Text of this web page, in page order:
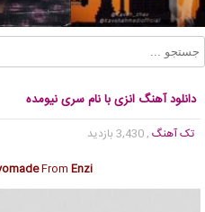
دانلود آهنگ انزی با نام سری نیومده
تک آهنگ , 3,430 بازدید
From Enzi